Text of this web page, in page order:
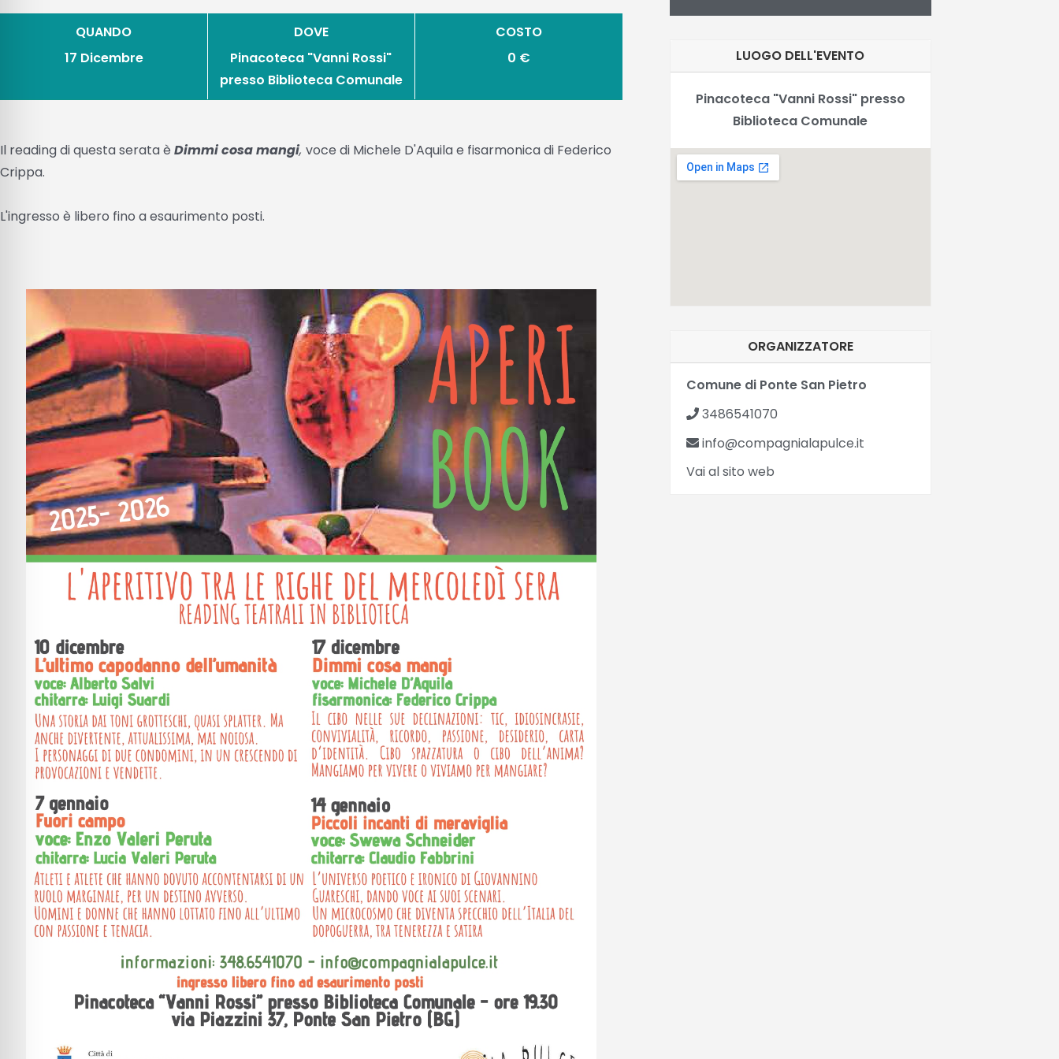
QUANDO
17 Dicembre
DOVE
Pinacoteca "Vanni Rossi"
presso Biblioteca Comunale
COSTO
0 €
Il reading di questa serata è Dimmi cosa mangi, voce di Michele D'Aquila e fisarmonica di Federico
Crippa.
L'ingresso è libero fino a esaurimento posti.
LUOGO DELL'EVENTO
Pinacoteca "Vanni Rossi" presso
Biblioteca Comunale
ORGANIZZATORE
Comune di Ponte San Pietro
3486541070
info@compagnialapulce.it
Vai al sito web